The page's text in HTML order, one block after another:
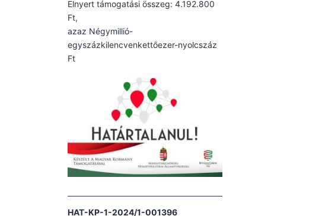
Elnyert támogatási összeg: 4.192.800
Ft,
azaz Négymillió-
egyszázkilencvenkettőezer-nyolcszáz
Ft
HAT-KP-1-2024/1-001396